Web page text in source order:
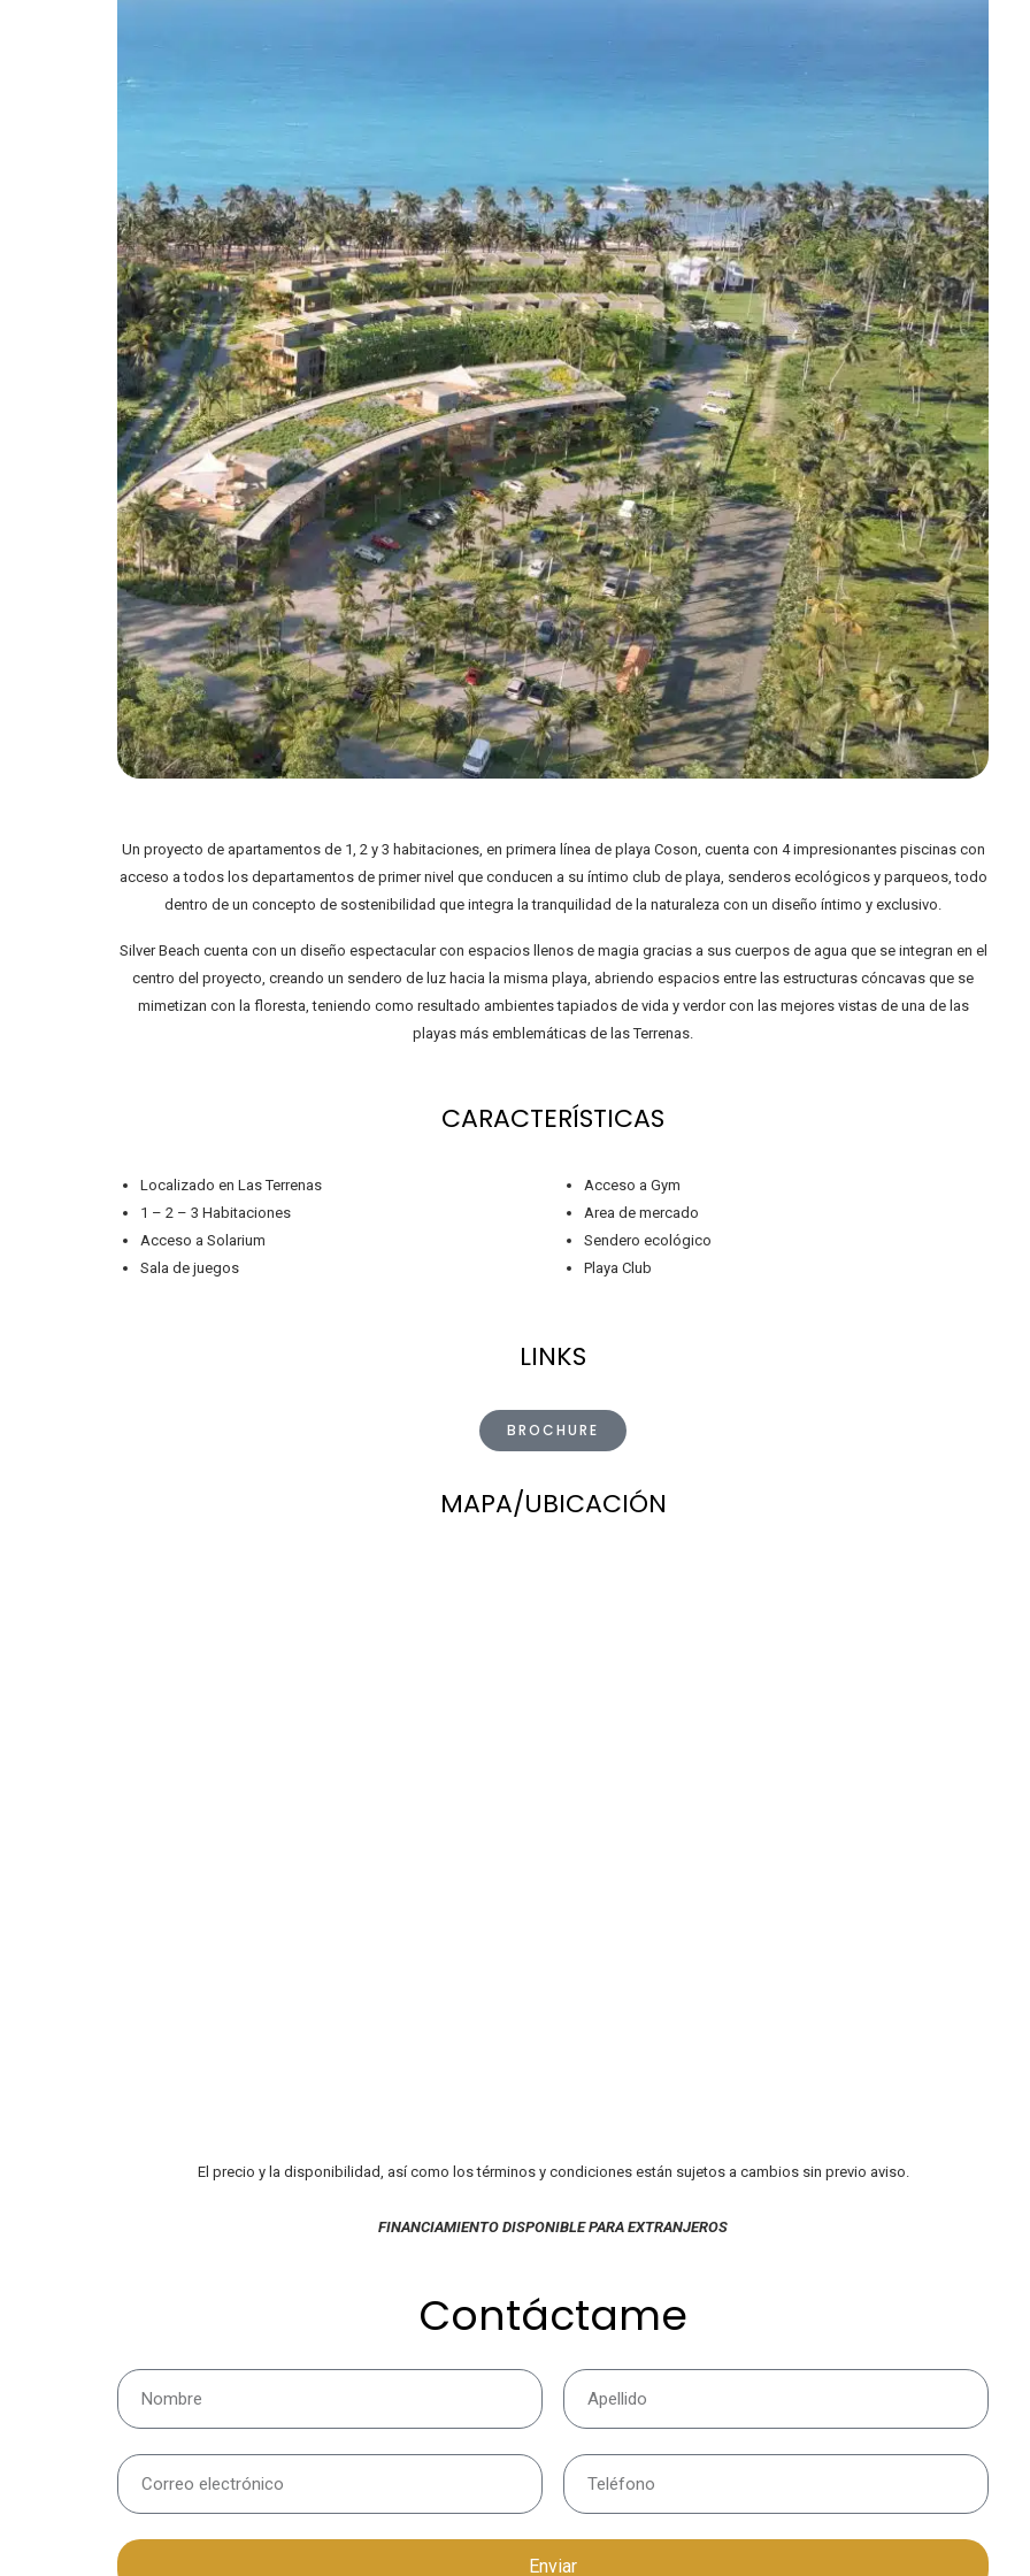
Un proyecto de apartamentos de 1, 2 y 3 habitaciones, en primera línea de playa Coson, cuenta con 4 impresionantes piscinas con
acceso a todos los departamentos de primer nivel que conducen a su íntimo club de playa, senderos ecológicos y parqueos, todo
dentro de un concepto de sostenibilidad que integra la tranquilidad de la naturaleza con un diseño íntimo y exclusivo.
Silver Beach cuenta con un diseño espectacular con espacios llenos de magia gracias a sus cuerpos de agua que se integran en el
centro del proyecto, creando un sendero de luz hacia la misma playa, abriendo espacios entre las estructuras cóncavas que se
mimetizan con la floresta, teniendo como resultado ambientes tapiados de vida y verdor con las mejores vistas de una de las
playas más emblemáticas de las Terrenas.
CARACTERÍSTICAS
Localizado en Las Terrenas
1 – 2 – 3 Habitaciones
Acceso a Solarium
Sala de juegos
Acceso a Gym
Area de mercado
Sendero ecológico
Playa Club
LINKS
BROCHURE
MAPA/UBICACIÓN
El precio y la disponibilidad, así como los términos y condiciones están sujetos a cambios sin previo aviso.
FINANCIAMIENTO DISPONIBLE PARA EXTRANJEROS
Contáctame
Enviar